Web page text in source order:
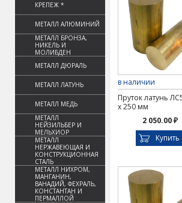
КРЕПЕЖ *
МЕТАЛЛ АЛЮМИНИЙ
МЕТАЛЛ БРОНЗА,
НИКЕЛЬ И
МОЛИБДЕН
МЕТАЛЛ ДЮРАЛЬ
МЕТАЛЛ ЛАТУНЬ
МЕТАЛЛ МЕДЬ
МЕТАЛЛ
НЕЙЗИЛЬБЕР И
МЕЛЬХИОР
МЕТАЛЛ
НЕРЖАВЕЮЩАЯ И
КОНСТРУКЦИОННАЯ
СТАЛЬ
МЕТАЛЛ НИХРОМ,
МАНГАНИН,
ВАНАДИЙ, ФЕХРАЛЬ,
КОНСТАНТАН И
ПЕРМАЛЛОЙ
в наличии
Пруток латунь
х 250 мм
2 050.00 ₽
Купить